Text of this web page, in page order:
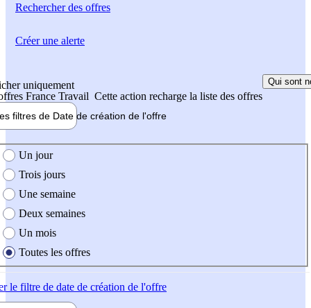
Rechercherdes offres
uniquement
France Travail Cette action recharge la liste des offres
Qui sont
filtres de Date de création de l'offre
création de l'offre
Un jour
Trois jours
Une semaine
Deux semaines
Un mois
Toutes les offres
le filtre de date de création de l'offre
Créer une alerte